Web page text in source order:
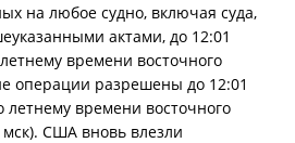
на любое судно, включая суда,
актами, до 12:01
времени восточного
операции разрешены до 12:01
летнему времени восточного
США вновь влезли